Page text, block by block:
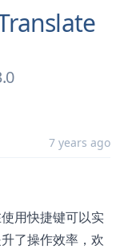
7 years ago
用快捷键可以实
了操作效率，欢